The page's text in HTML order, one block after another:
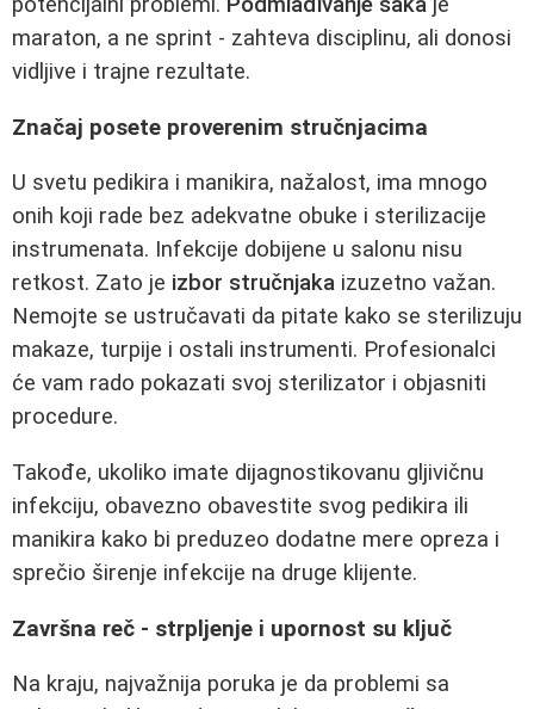
maraton, a ne sprint - zahteva disciplinu, ali donosi
vidljive i trajne rezultate.
Značaj posete proverenim stručnjacima
U svetu pedikira i manikira, nažalost, ima mnogo
onih koji rade bez adekvatne obuke i sterilizacije
instrumenata. Infekcije dobijene u salonu nisu
retkost. Zato je izbor stručnjaka izuzetno važan.
Nemojte se ustručavati da pitate kako se sterilizuju
makaze, turpije i ostali instrumenti. Profesionalci
će vam rado pokazati svoj sterilizator i objasniti
procedure.
Takođe, ukoliko imate dijagnostikovanu gljivičnu
infekciju, obavezno obavestite svog pedikira ili
manikira kako bi preduzeo dodatne mere opreza i
sprečio širenje infekcije na druge klijente.
Završna reč - strpljenje i upornost su ključ
Na kraju, najvažnija poruka je da problemi sa